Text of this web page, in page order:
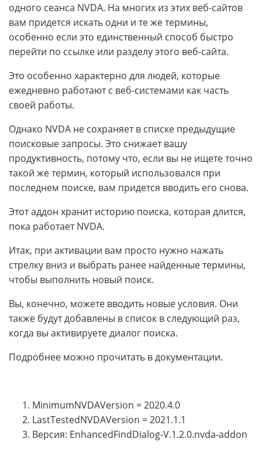
одного сеанса NVDA. На многих из этих веб-сайтов
вам придется искать одни и те же термины,
особенно если это единственный способ быстро
перейти по ссылке или разделу этого веб-сайта.
Это особенно характерно для людей, которые
ежедневно работают с веб-системами как часть
своей работы.
Однако NVDA не сохраняет в списке предыдущие
поисковые запросы. Это снижает вашу
продуктивность, потому что, если вы не ищете точно
такой же термин, который использовался при
последнем поиске, вам придется вводить его снова.
Этот аддон хранит историю поиска, которая длится,
пока работает NVDA.
Итак, при активации вам просто нужно нажать
стрелку вниз и выбрать ранее найденные термины,
чтобы выполнить новый поиск.
Вы, конечно, можете вводить новые условия. Они
также будут добавлены в список в следующий раз,
когда вы активируете диалог поиска.
Подробнее можно прочитать в документации.
MinimumNVDAVersion = 2020.4.0
LastTestedNVDAVersion = 2021.1.1
Версия: EnhancedFindDialog-V.1.2.0.nvda-addon